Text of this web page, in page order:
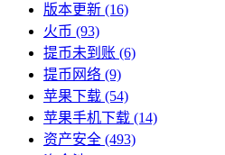
版本更新 (16)
火币 (93)
提币未到账 (6)
提币网络 (9)
苹果下载 (54)
苹果手机下载 (14)
资产安全 (493)